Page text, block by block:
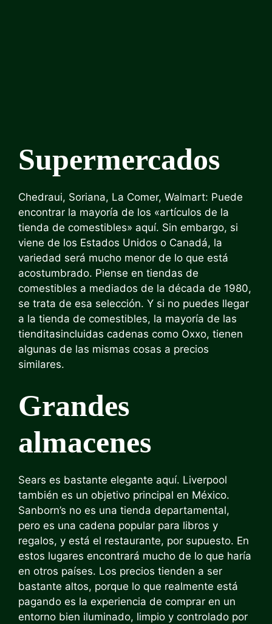
Supermercados
Chedraui, Soriana, La Comer, Walmart: Puede
encontrar la mayoría de los «artículos de la
tienda de comestibles» aquí. Sin embargo, si
viene de los Estados Unidos o Canadá, la
variedad será mucho menor de lo que está
acostumbrado. Piense en tiendas de
comestibles a mediados de la década de 1980,
se trata de esa selección. Y si no puedes llegar
a la tienda de comestibles, la mayoría de las
tienditasincluidas cadenas como Oxxo, tienen
algunas de las mismas cosas a precios
similares.
Grandes
almacenes
Sears es bastante elegante aquí. Liverpool
también es un objetivo principal en México.
Sanborn’s no es una tienda departamental,
pero es una cadena popular para libros y
regalos, y está el restaurante, por supuesto. En
estos lugares encontrará mucho de lo que haría
en otros países. Los precios tienden a ser
bastante altos, porque lo que realmente está
pagando es la experiencia de comprar en un
entorno bien iluminado, limpio y controlado por